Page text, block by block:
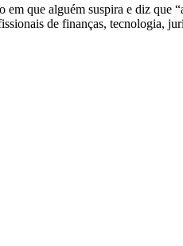
em que alguém suspira e diz
de finanças, tecnologia,